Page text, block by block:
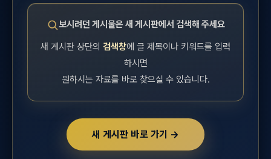
보시려던 게시물은 새 게시판에서 검색해 주세요
새 게시판 상단의 검색창에 글 제목이나 키워드를 입력
하시면
원하시는 자료를 바로 찾으실 수 있습니다.
새 게시판 바로 가기 →